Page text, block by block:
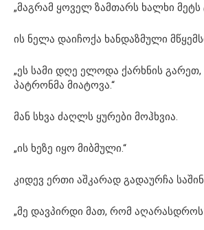
„მაგრამ ყოველ ზამთარს ხალხი მეტს
ის ნელა დაიჩოქა ხანდაზმული
„ეს სამი დღე ელოდა ქარხნის გარეთ,
პატრონმა მიატოვა.“
მან სხვა ძაღლს ყურები მოჰხვია.
„ის ხეზე იყო მიბმული.“
კიდევ ერთი აშკარად გადაურჩა
„მე დავპირდი მათ, რომ აღარასდროს